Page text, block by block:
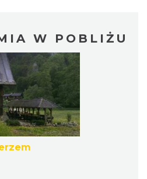
W POBLIŻU